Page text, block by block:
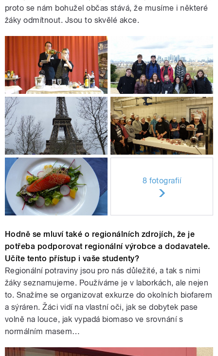
proto se nám bohužel občas stává, že musíme i některé
žáky odmítnout. Jsou to skvělé akce.
8 fotografií
Hodně se mluví také o regionálních zdrojích, že je
potřeba podporovat regionální výrobce a dodavatele.
Učíte tento přístup i vaše studenty?
Regionální potraviny jsou pro nás důležité, a tak s nimi
žáky seznamujeme. Používáme je v laborkách, ale nejen
to. Snažíme se organizovat exkurze do okolních biofarem
a sýráren. Žáci vidí na vlastní oči, jak se dobytek pase
volně na louce, jak vypadá biomaso ve srovnání s
normálním masem…